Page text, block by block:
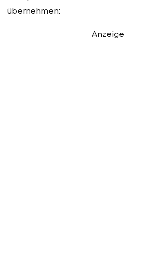
übernehmen:
Anzeige